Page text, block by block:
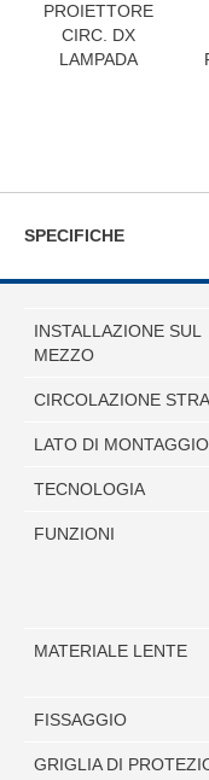
PROIETTORE
CIRC. DX
LAMPADA
SPECIFICHE
INSTALLAZIONE SUL
MEZZO
CIRCOLAZIONE
LATO DI MONTAGGIO
TECNOLOGIA
FUNZIONI
MATERIALE LENTE
FISSAGGIO
GRIGLIA DI